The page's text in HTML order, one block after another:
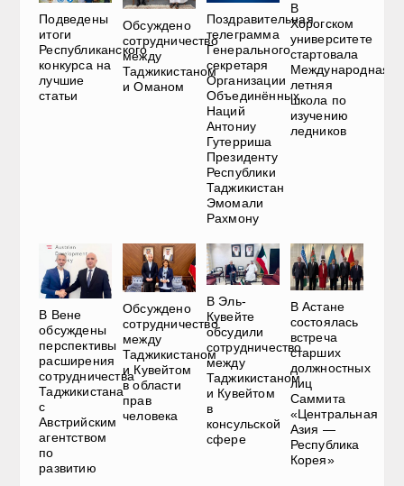
Подведены
итоги
Республиканского
конкурса на
лучшие
статьи
Обсуждено
сотрудничество
между
Таджикистаном
и Оманом
Поздравительная
телеграмма
Генерального
секретаря
Организации
Объединённых
Наций
Антониу
Гутерриша
Президенту
Республики
Таджикистан
Эмомали
Рахмону
В
Хорогском
университете
стартовала
Международная
летняя
школа по
изучению
ледников
В Вене
обсуждены
перспективы
расширения
сотрудничества
Таджикистана
с
Австрийским
агентством
по
развитию
Обсуждено
сотрудничество
между
Таджикистаном
и Кувейтом
в области
прав
человека
В Эль-
Кувейте
обсудили
сотрудничество
между
Таджикистаном
и Кувейтом
в
консульской
сфере
В Астане
состоялась
встреча
старших
должностных
лиц
Саммита
«Центральная
Азия —
Республика
Корея»